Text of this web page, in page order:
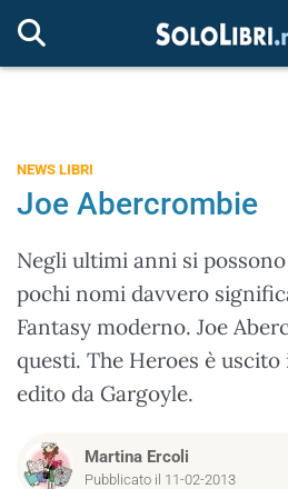
NEWS LIBRI
Joe Abercrombie
Negli ultimi anni si
pochi nomi davvero
Fantasy moderno. Joe
questi. The Heroes è uscito
edito da Gargoyle.
Martina Ercoli
Pubblicato il 11-02-2013